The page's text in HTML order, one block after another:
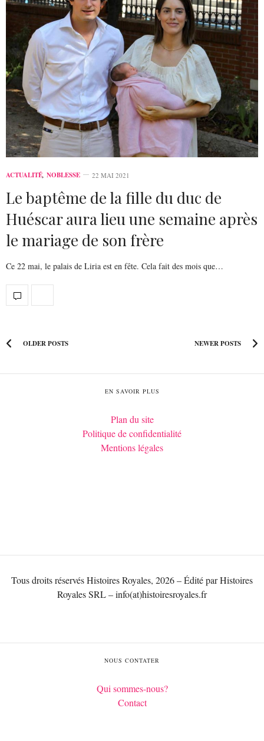
ACTUALITÉ, NOBLESSE 22 MAI 2021
Le baptême de la fille du duc de
Huéscar aura lieu une semaine après
le mariage de son frère
Ce 22 mai, le palais de Liria est en fête. Cela fait des mois que…
OLDER POSTS NEWER POSTS
EN SAVOIR PLUS
Plan du site
Politique de confidentialité
Mentions légales
Tous droits réservés Histoires Royales, 2026 – Édité par Histoires
Royales SRL – info(at)histoiresroyales.fr
NOUS CONTATER
Qui sommes-nous?
Contact